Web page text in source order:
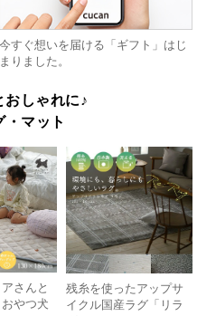
今すぐ想いを届ける「ギフト」はじ
まりました。
おしゃれに♪
・マット
さんと
やつ犬
残糸を使ったアップサ
イクル国産ラグ「リラ